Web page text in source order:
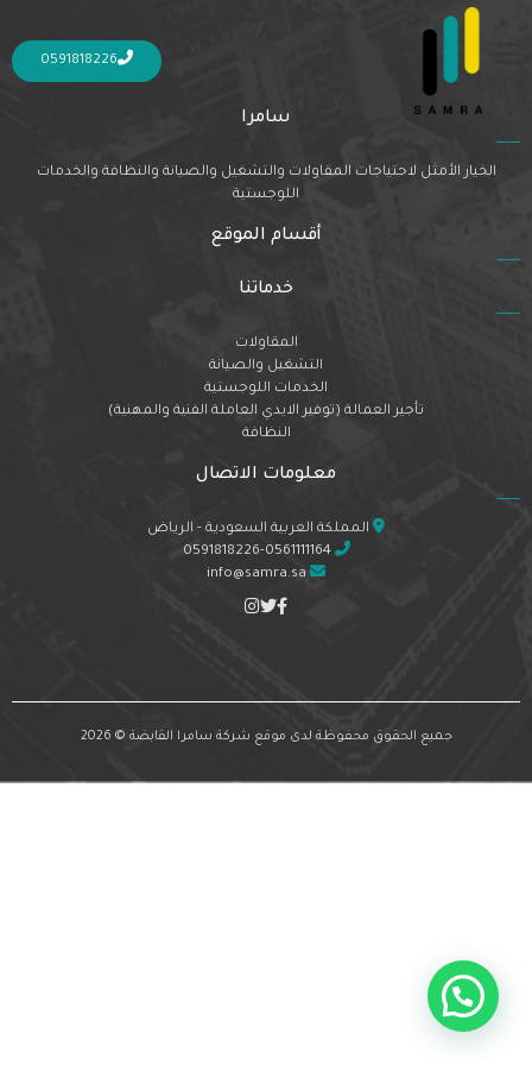
0591818226
Nothing Found
It seems we can’t find what you’re looking for. Perhaps searching can help.
سامرا
الخيار الأمثل لاحتياجات المقاولات والتشغيل والصيانة والنظافة والخدمات
اللوجستية
أقسام الموقع
خدماتنا
المقاولات
التشغيل والصيانة
الخدمات اللوجستية
تأجير العمالة (توفير الايدي العاملة الفنية والمهنية)
النظافة
معلومات الاتصال
المملكة العربية السعودية - الرياض
0591818226-0561111164
info@samra.sa
جميع الحقوق محفوظة لدى موقع شركة سامرا القابضة © 2026